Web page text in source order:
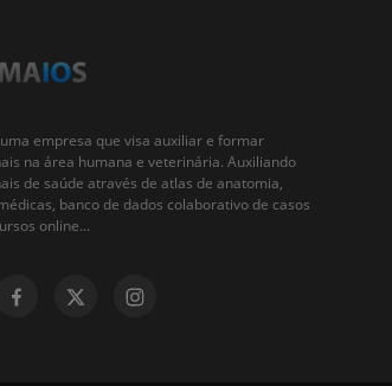
uma empresa que visa auxiliar e formar
na área humana e veterinária. Auxiliando
de saúde através de atlas de anatomia,
banco de dados colaborativo de casos
online...